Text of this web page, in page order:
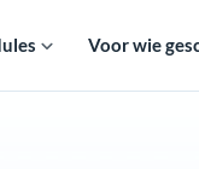
Voor wie